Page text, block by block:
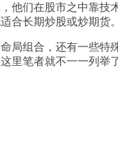
他们在股市之中靠技
合长期炒股或炒期货。
局组合，还有一些特
里笔者就不一一列举了